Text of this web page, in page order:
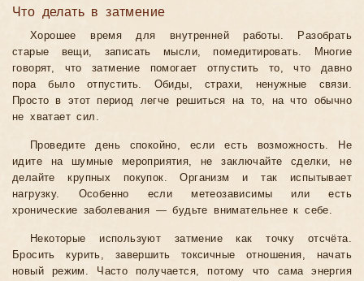
Что делать в затмение
Хорошее время для внутренней работы. Разобрать
старые вещи, записать мысли, помедитировать. Многие
говорят, что затмение помогает отпустить то, что давно
пора было отпустить. Обиды, страхи, ненужные связи.
Просто в этот период легче решиться на то, на что обычно
не хватает сил.
Проведите день спокойно, если есть возможность. Не
идите на шумные мероприятия, не заключайте сделки, не
делайте крупных покупок. Организм и так испытывает
нагрузку. Особенно если метеозависимы или есть
хронические заболевания — будьте внимательнее к себе.
Некоторые используют затмение как точку отсчёта.
Бросить курить, завершить токсичные отношения, начать
новый режим. Часто получается, потому что сама энергия